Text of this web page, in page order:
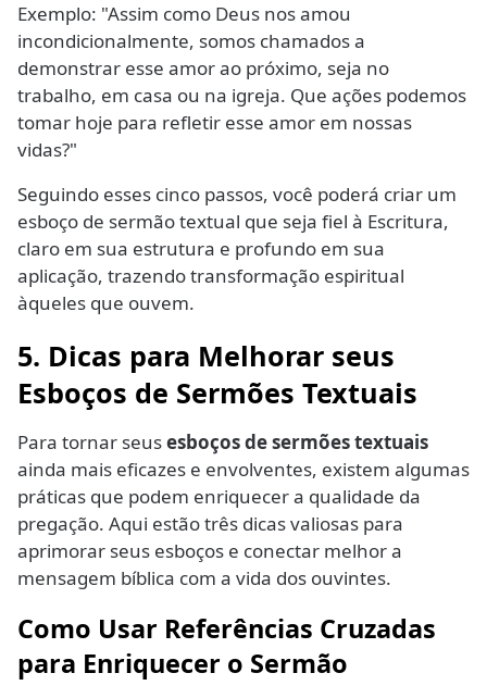
Exemplo: "Assim como Deus nos amou
incondicionalmente, somos chamados a
demonstrar esse amor ao próximo, seja no
trabalho, em casa ou na igreja. Que ações podemos
tomar hoje para refletir esse amor em nossas
vidas?"
Seguindo esses cinco passos, você poderá criar um
esboço de sermão textual que seja fiel à Escritura,
claro em sua estrutura e profundo em sua
aplicação, trazendo transformação espiritual
àqueles que ouvem.
5. Dicas para Melhorar seus
Esboços de Sermões Textuais
Para tornar seusesboços de sermões textuais
ainda mais eficazes e envolventes, existem algumas
práticas que podem enriquecer a qualidade da
pregação. Aqui estão três dicas valiosas para
aprimorar seus esboços e conectar melhor a
mensagem bíblica com a vida dos ouvintes.
Como Usar Referências Cruzadas
para Enriquecer o Sermão